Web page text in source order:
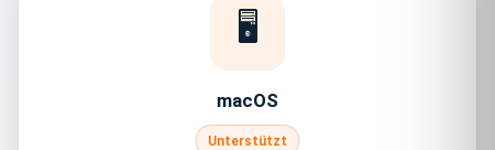
🖥️
macOS
Unterstützt